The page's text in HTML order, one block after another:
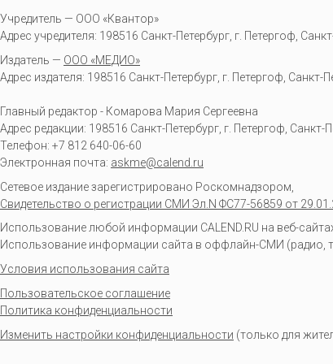
Учредитель — ООО «Квантор»
Адрес учредителя: 198516 Санкт-Петербург, г. Петергоф,
Издатель — ООО «МЕДИО»
Адрес издателя: 198516 Санкт-Петербург, г. Петергоф, Санкт-
Главный редактор - Комарова Мария Сергеевна
Адрес редакции: 198516 Санкт-Петербург, г. Петергоф Санкт-
Телефон: +7 812 640-06-60
Электронная почта: askme@calend.ru
Сетевое издание зарегистрировано Роскомнадзором,
Свидетельство о регистрации СМИ Эл.N ФС77-56859 от
Использование любой информации CALEND.RU на веб-
Использование информации сайта в оффлайн-СМИ (радио,
Условия использования сайта
Пользовательское соглашение
Политика конфиденциальности
Изменить настройки конфиденциальности (только для